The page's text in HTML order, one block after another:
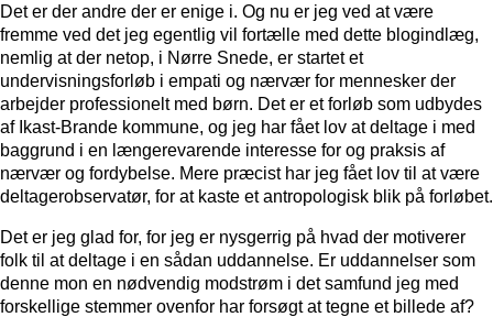
Det er der andre der er enige i. Og nu er jeg ved at være
fremme ved det jeg egentlig vil fortælle med dette blogindlæg,
nemlig at der netop, i Nørre Snede, er startet et
undervisningsforløb i empati og nærvær for mennesker der
arbejder professionelt med børn. Det er et forløb som udbydes
af Ikast-Brande kommune, og jeg har fået lov at deltage i med
baggrund i en længerevarende interesse for og praksis af
nærvær og fordybelse. Mere præcist har jeg fået lov til at være
deltagerobservatør, for at kaste et antropologisk blik på forløbet.
Det er jeg glad for, for jeg er nysgerrig på hvad der motiverer
folk til at deltage i en sådan uddannelse. Er uddannelser som
denne mon en nødvendig modstrøm i det samfund jeg med
forskellige stemmer ovenfor har forsøgt at tegne et billede af?